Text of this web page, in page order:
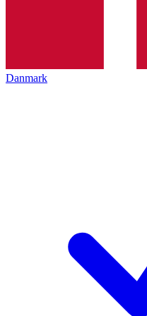
Danmark